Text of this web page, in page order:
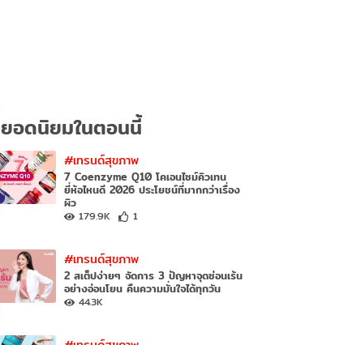
ยอดนิยมในตอนนี้
#เทรนด์สุขภาพ
7 Coenzyme Q10 โคเอนไซม์คิวเทน
ยี่ห้อไหนดี 2026 ประโยชน์ที่มากกว่าเรื่อง
ผิว
179.9K 1
#เทรนด์สุขภาพ
2 สเต็ปง่ายๆ จัดการ 3 ปัญหาจุดซ่อนเร้น
อย่างอ่อนโยน คืนความมั่นใจได้ทุกวัน
44.3K